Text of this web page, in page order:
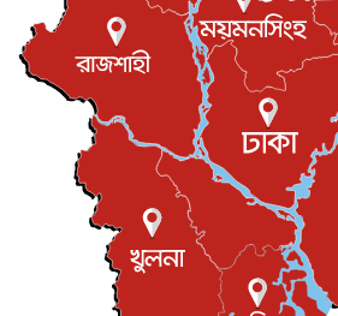
এবার ওটিটিতে মুক্তি পেল ‘মালিক’
বিনোদন
রিয়ালকে ‘না’ বলা রদ্রির জন্য
খেলাধুলা
শিল্পকলায় চলচ্চিত্র উৎসব, বিনা
বিনোদন
ইস্ট লন্ডন মসজিদের জুমার
লেন্স...
ইসলাম ও জীবন